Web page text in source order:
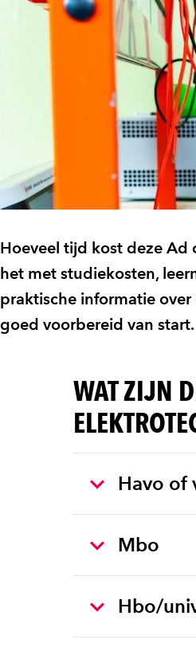
Hoeveel tijd kost deze
het met studiekosten,
praktische informatie
goed voorbereid van start.
WAT ZIJN
Havo of
Mbo
Hbo/